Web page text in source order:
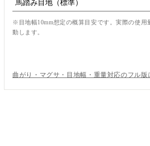
※目地幅10mm想定の概算目安です。実際の使用
動します。
曲がり・マグサ・目地幅・重量対応のフル版